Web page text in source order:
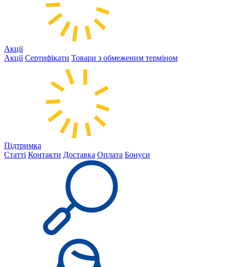
Акції
Акції Сертифікати Товари з обмеженим терміном
Підтримка
Статті Контакти Доставка Оплата Бонуси